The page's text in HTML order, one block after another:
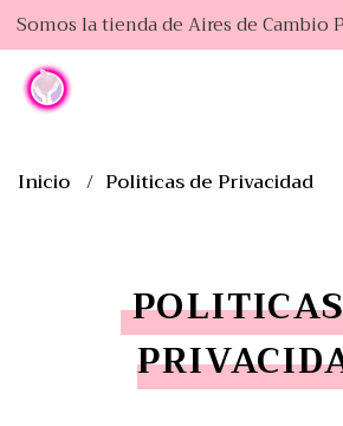
Somos la tienda de Aires de
Inicio Politicas de Privacidad